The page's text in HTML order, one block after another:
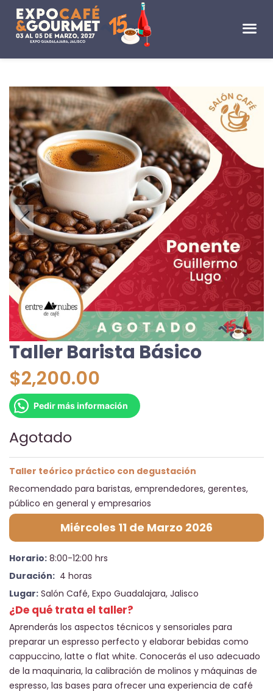
Taller Barista Básico
$2,200.00
Pedir más información
Agotado
Taller teórico práctico con degustación
Recomendado para baristas, emprendedores, gerentes,
público en general y empresarios
Miércoles 11 de Marzo 2026
Horario: 8:00-12:00 hrs
Duración: 4 horas
Lugar: Salón Café, Expo Guadalajara, Jalisco
¿De qué trata el taller?
Aprenderás los aspectos técnicos y sensoriales para
preparar un espresso perfecto y elaborar bebidas como
cappuccino, latte o flat white. Conocerás el uso adecuado
de la maquinaria, la calibración de molinos y máquinas de
espresso, las bases para ofrecer una experiencia de café